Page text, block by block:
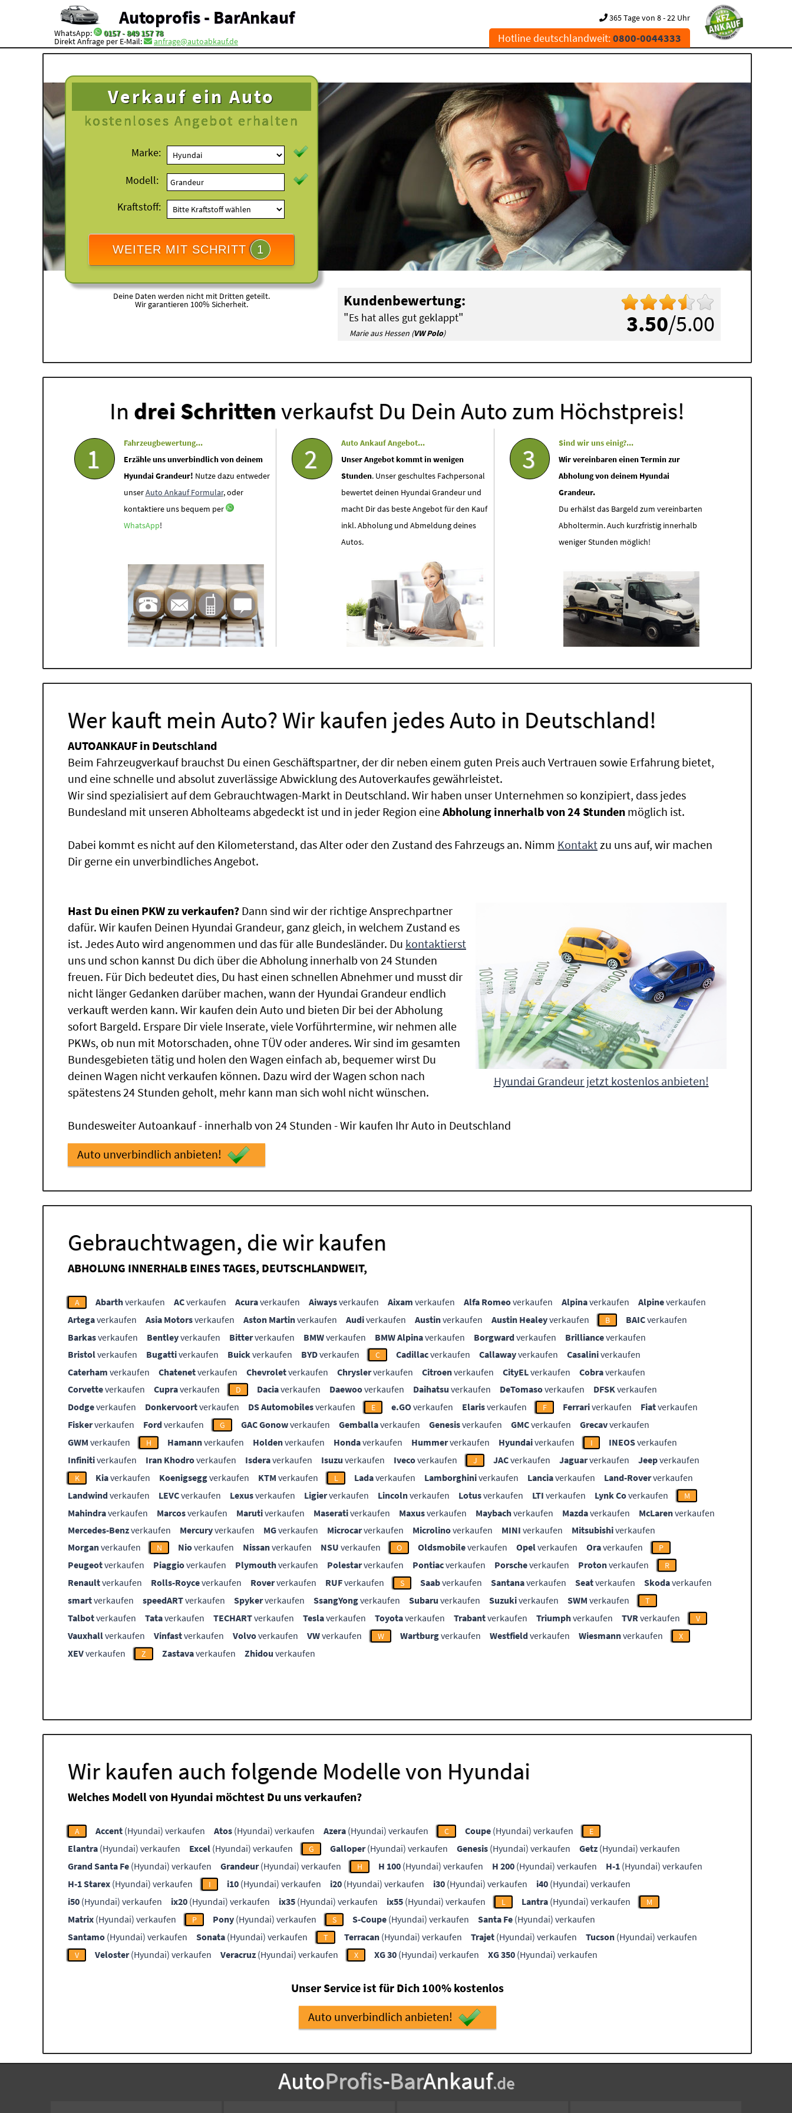
Autoprofis - BarAnkauf
WhatsApp: 0157 - 849 157 78
Direkt Anfrage per E-Mail: anfrage@autoabkauf.de
365 Tage von 8 - 22 Uhr
Hotline deutschlandweit:0800-0044333
Verkauf ein Auto
kostenloses Angebot erhalten
Marke:
Modell:
Kraftstoff:
WEITER MIT SCHRITT 1
Deine Daten werden nicht mit Dritten geteilt.
Wir garantieren 100% Sicherheit.
3.50/5.00
Kundenbewertung:
"Es hat alles gut geklappt"
Marie aus Hessen (VW Polo)
In drei Schrittenverkaufst Du Dein Auto zum Höchstpreis!
1
Fahrzeugbewertung...
Erzähle uns unverbindlich von deinem
Hyundai Grandeur! Nutze dazu entweder
unserAuto Ankauf Formular, oder
kontaktiere uns bequem per
WhatsApp!
2
Auto Ankauf Angebot...
Unser Angebot kommt in wenigen
Stunden. Unser geschultes Fachpersonal
bewertet deinen Hyundai Grandeur und
macht Dir das beste Angebot für den Kauf
inkl. Abholung und Abmeldung deines
Autos.
3
Sind wir uns einig?...
Wir vereinbaren einen Termin zur
Abholung von deinem Hyundai
Grandeur.
Du erhälst das Bargeld zum vereinbarten
Abholtermin. Auch kurzfristig innerhalb
weniger Stunden möglich!
Wer kauft mein Auto? Wir kaufen jedes Auto in Deutschland!
AUTOANKAUF in Deutschland
Beim Fahrzeugverkauf brauchst Du einen Geschäftspartner, der dir neben einem guten Preis auch Vertrauen sowie Erfahrung bietet,
und eine schnelle und absolut zuverlässige Abwicklung des Autoverkaufes gewährleistet.
Wir sind spezialisiert auf dem Gebrauchtwagen-Markt in Deutschland. Wir haben unser Unternehmen so konzipiert, dass jedes
Bundesland mit unseren Abholteams abgedeckt ist und in jeder Region eineAbholung innerhalb von 24 Stunden möglich ist.
Dabei kommt es nicht auf den Kilometerstand, das Alter oder den Zustand des Fahrzeugs an. Nimm Kontaktzu uns auf, wir machen
Dir gerne ein unverbindliches Angebot.
Hyundai Grandeur jetzt kostenlos anbieten!
Hast Du einen PKW zu verkaufen? Dann sind wir der richtige Ansprechpartner
dafür. Wir kaufen Deinen Hyundai Grandeur, ganz gleich, in welchem Zustand es
ist. Jedes Auto wird angenommen und das für alle Bundesländer. Du kontaktierst
uns und schon kannst Du dich über die Abholung innerhalb von 24 Stunden
freuen. Für Dich bedeutet dies, Du hast einen schnellen Abnehmer und musst dir
nicht länger Gedanken darüber machen, wann der Hyundai Grandeur endlich
verkauft werden kann. Wir kaufen dein Auto und bieten Dir bei der Abholung
sofort Bargeld. Erspare Dir viele Inserate, viele Vorführtermine, wir nehmen alle
PKWs, ob nun mit Motorschaden, ohne TÜV oder anderes. Wir sind im gesamten
Bundesgebieten tätig und holen den Wagen einfach ab, bequemer wirst Du
deinen Wagen nicht verkaufen können. Dazu wird der Wagen schon nach
spätestens 24 Stunden geholt, mehr kann man sich wohl nicht wünschen.
Bundesweiter Autoankauf - innerhalb von 24 Stunden - Wir kaufen Ihr Auto in Deutschland
Auto unverbindlich anbieten!
Gebrauchtwagen, die wir kaufen
ABHOLUNG INNERHALB EINES TAGES, DEUTSCHLANDWEIT,
A Abarthverkaufen ACverkaufen Acuraverkaufen Aiwaysverkaufen Aixam verkaufen Alfa Romeoverkaufen Alpinaverkaufen Alpineverkaufen
Artegaverkaufen Asia Motorsverkaufen Aston Martinverkaufen Audiverkaufen Austinverkaufen Austin Healeyverkaufen B BAICverkaufen
Barkasverkaufen Bentleyverkaufen Bitterverkaufen BMWverkaufen BMW Alpinaverkaufen Borgwardverkaufen Brillianceverkaufen
Bristolverkaufen Bugattiverkaufen Buickverkaufen BYDverkaufen C Cadillacverkaufen Callawayverkaufen Casaliniverkaufen
Caterham verkaufen Chatenetverkaufen Chevroletverkaufen Chryslerverkaufen Citroenverkaufen CityELverkaufen Cobraverkaufen
Corvetteverkaufen Cupraverkaufen D Daciaverkaufen Daewooverkaufen Daihatsu verkaufen DeTomasoverkaufen DFSKverkaufen
Dodgeverkaufen Donkervoortverkaufen DS Automobilesverkaufen E e.GOverkaufen Elarisverkaufen F Ferrariverkaufen Fiatverkaufen
Fiskerverkaufen Fordverkaufen G GAC Gonowverkaufen Gemballaverkaufen Genesisverkaufen GMCverkaufen Grecavverkaufen
GWM verkaufen H Hamannverkaufen Holdenverkaufen Hondaverkaufen Hummerverkaufen Hyundaiverkaufen I INEOSverkaufen
Infinitiverkaufen Iran Khodroverkaufen Isderaverkaufen Isuzu verkaufen Ivecoverkaufen J JACverkaufen Jaguarverkaufen Jeepverkaufen
K Kiaverkaufen Koenigseggverkaufen KTM verkaufen L Ladaverkaufen Lamborghiniverkaufen Lanciaverkaufen Land-Roververkaufen
Landwindverkaufen LEVCverkaufen Lexusverkaufen Ligierverkaufen Lincolnverkaufen Lotusverkaufen LTI verkaufen Lynk Coverkaufen M
Mahindraverkaufen Marcosverkaufen Marutiverkaufen Maserativerkaufen Maxusverkaufen Maybachverkaufen Mazdaverkaufen McLarenverkaufen
Mercedes-Benzverkaufen Mercuryverkaufen MGverkaufen Microcarverkaufen Microlinoverkaufen MINI verkaufen Mitsubishiverkaufen
Morganverkaufen N Nioverkaufen Nissanverkaufen NSU verkaufen O Oldsmobileverkaufen Opelverkaufen Oraverkaufen P
Peugeotverkaufen Piaggioverkaufen Plymouthverkaufen Polestarverkaufen Pontiacverkaufen Porscheverkaufen Protonverkaufen R
Renaultverkaufen Rolls-Royceverkaufen Roververkaufen RUFverkaufen S Saabverkaufen Santanaverkaufen Seatverkaufen Skodaverkaufen
smartverkaufen speedARTverkaufen Spykerverkaufen SsangYongverkaufen Subaru verkaufen Suzukiverkaufen SWM verkaufen T
Talbotverkaufen Tataverkaufen TECHARTverkaufen Teslaverkaufen Toyotaverkaufen Trabantverkaufen Triumphverkaufen TVRverkaufen V
Vauxhallverkaufen Vinfastverkaufen Volvoverkaufen VWverkaufen W Wartburgverkaufen Westfieldverkaufen Wiesmannverkaufen X
XEVverkaufen Z Zastavaverkaufen Zhidou verkaufen
Wir kaufen auch folgende Modelle von Hyundai
Welches Modell von Hyundai möchtest Du uns verkaufen?
A Accent (Hyundai) verkaufen Atos (Hyundai) verkaufen Azera (Hyundai) verkaufen C Coupe (Hyundai) verkaufen E
Elantra (Hyundai) verkaufen Excel (Hyundai) verkaufen G Galloper(Hyundai) verkaufen Genesis (Hyundai) verkaufen Getz (Hyundai) verkaufen
Grand Santa Fe (Hyundai) verkaufen Grandeur(Hyundai) verkaufen H H 100 (Hyundai) verkaufen H 200 (Hyundai) verkaufen H-1 (Hyundai) verkaufen
H-1 Starex (Hyundai) verkaufen I i10 (Hyundai) verkaufen i20 (Hyundai) verkaufen i30 (Hyundai) verkaufen i40 (Hyundai) verkaufen
i50 (Hyundai) verkaufen ix20 (Hyundai) verkaufen ix35 (Hyundai) verkaufen ix55 (Hyundai) verkaufen L Lantra (Hyundai) verkaufen M
Matrix (Hyundai) verkaufen P Pony (Hyundai) verkaufen S S-Coupe (Hyundai) verkaufen Santa Fe (Hyundai) verkaufen
Santamo (Hyundai) verkaufen Sonata (Hyundai) verkaufen T Terracan (Hyundai) verkaufen Trajet (Hyundai) verkaufen Tucson (Hyundai) verkaufen
V Veloster(Hyundai) verkaufen Veracruz (Hyundai) verkaufen X XG 30 (Hyundai) verkaufen XG 350 (Hyundai) verkaufen
Unser Service ist für Dich 100% kostenlos
Auto unverbindlich anbieten!
AutoProfis-BarAnkauf.de